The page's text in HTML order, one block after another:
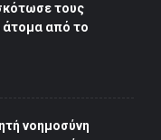
τους
άτομα από το
νοημοσύνη